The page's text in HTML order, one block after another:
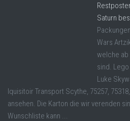
Saturn
Wars
welche
sind.
Luke
Iquisitoir Transport Scythe, 75257,
ansehen. Die Karton die wir verenden
Wunschliste kann ...